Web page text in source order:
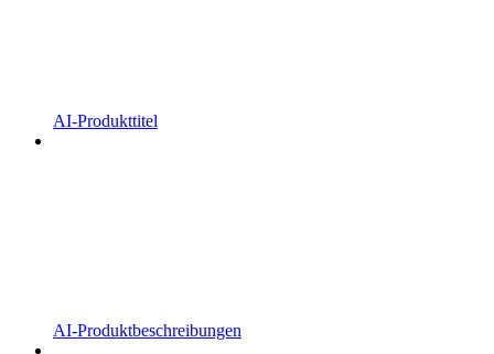
AI-Produkttitel
AI-Produktbeschreibungen